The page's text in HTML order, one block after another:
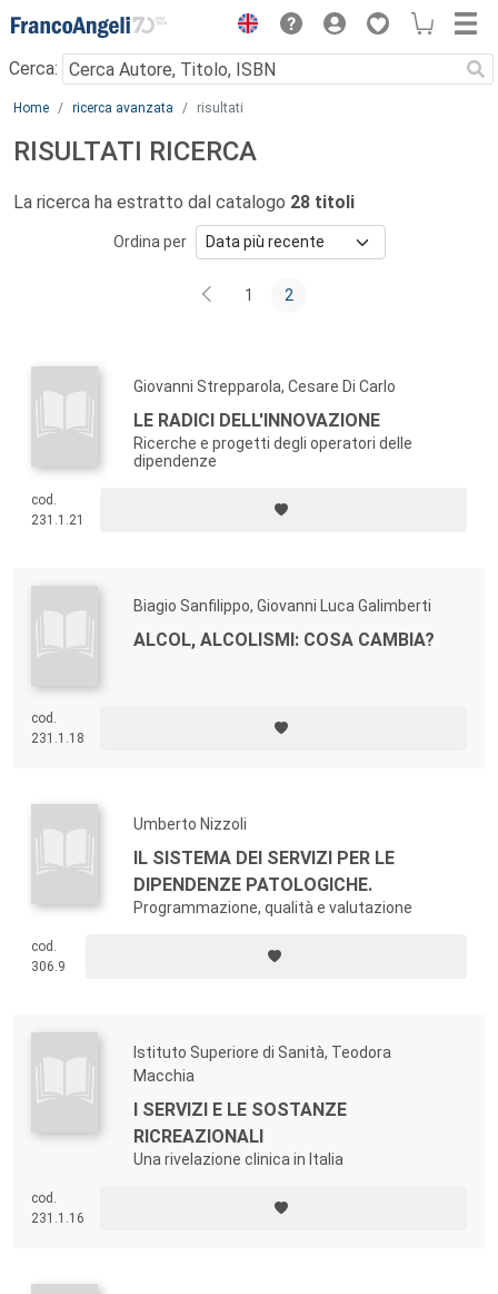
Menu
Cerca:
Main content
Home ricerca avanzata risultati
RISULTATI RICERCA
La ricerca ha estratto dal catalogo 28 titoli
Ordina per
1 2
Giovanni Strepparola, Cesare Di Carlo
LE RADICI DELL'INNOVAZIONE
Ricerche e progetti degli operatori delle
dipendenze
cod.
231.1.21
Biagio Sanfilippo, Giovanni Luca Galimberti
ALCOL, ALCOLISMI: COSA CAMBIA?
cod.
231.1.18
Umberto Nizzoli
IL SISTEMA DEI SERVIZI PER LE
DIPENDENZE PATOLOGICHE.
Programmazione, qualità e valutazione
cod.
306.9
Istituto Superiore di Sanità, Teodora
Macchia
I SERVIZI E LE SOSTANZE
RICREAZIONALI
Una rivelazione clinica in Italia
cod.
231.1.16